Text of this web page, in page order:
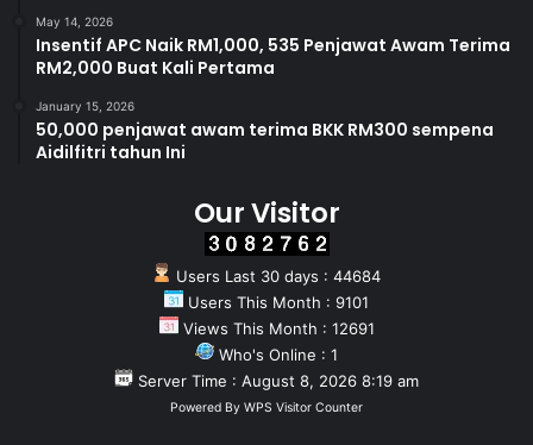
May 14, 2026
Insentif APC Naik RM1,000, 535 Penjawat Awam Terima
RM2,000 Buat Kali Pertama
January 15, 2026
50,000 penjawat awam terima BKK RM300 sempena
Aidilfitri tahun Ini
Our Visitor
Users Last 30 days : 44684
Users This Month : 9101
Views This Month : 12691
Who's Online : 1
Server Time : August 8, 2026 8:19 am
Powered By WPS Visitor Counter